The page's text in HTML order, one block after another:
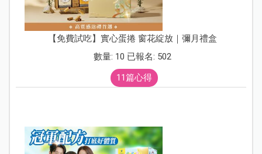
【免費試吃】實心蛋捲 窗花綻放｜彌月禮盒
數量: 10 已報名: 502
11篇心得